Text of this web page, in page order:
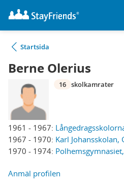
Startsida
Berne Olerius
1961 - 1967:
1967 - 1970: Karl Johansskolan,
1970 - 1974:
16 skolkamrater
Anmäl profilen